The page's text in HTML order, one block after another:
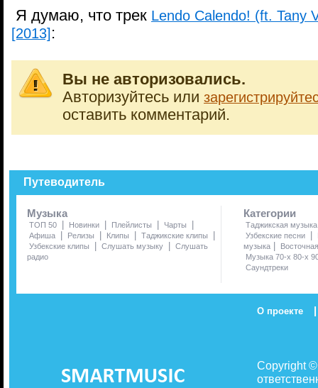
Я думаю, что трек Lendo Calendo! (ft. Tany
[2013] :
Вы не авторизовались.
Авторизуйтесь или
оставить комментарий.
Путеводитель
Музыка
ТОП 50 Новинки Плейлисты Чарты
Афиша Релизы Клипы Таджикские клипы
Узбекские клипы Слушать музыку
Слушать
радио
Категории
Таджикская музыка
Узбекские песни
музыка
Музыка 70-х 80-х
Саундтреки
О проекте |
Copyright